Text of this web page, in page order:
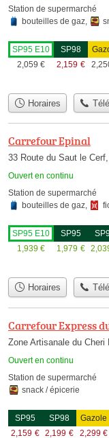
Station de supermarché
bouteilles de gaz
SP95 E10
2,059 €
SP98
2,159 €
Horaires
Carrefour Epinal
33 Route du Saut le
Ouvert en continu
Station de supermarché
bouteilles de gaz,
SP95 E10
1,939 €
SP95
1,979 €
Horaires
Carrefour Express
Zone Artisanale du
Ouvert en continu
Station de supermarché
snack / épicerie
SP95
2,159 €
SP98
2,199 €
Gazole
2,299 €